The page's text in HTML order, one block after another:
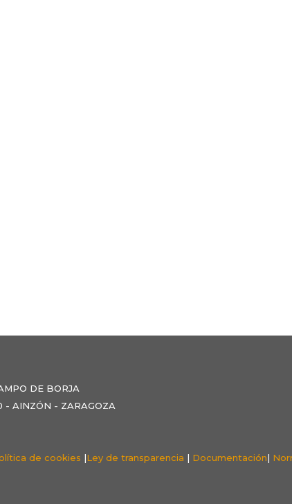
DE BORJA
- AINZÓN - ZARAGOZA
de cookies |Ley de transparencia | Documentación|